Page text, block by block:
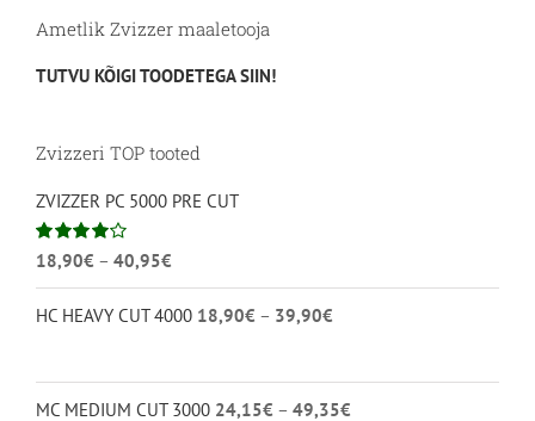
Ametlik Zvizzer maaletooja
TUTVU KÕIGI TOODETEGA SIIN!
Zvizzeri TOP tooted
ZVIZZER PC 5000 PRE CUT
Hinnanguga
18,90€ – 40,95€
18,90€
kuni
HC HEAVY CUT 4000 18,90€ – 39,90€
39,90€
MC MEDIUM CUT 3000 24,15€ – 49,35€